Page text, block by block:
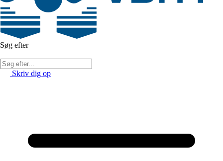
Søg efter
Skriv dig op